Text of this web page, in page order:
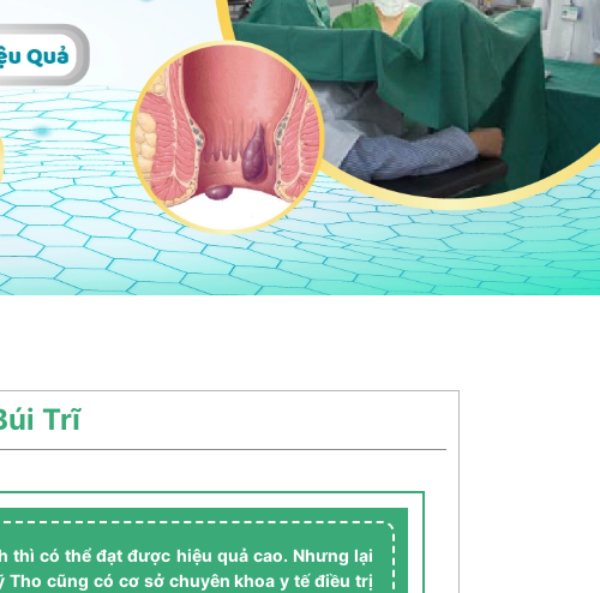
Trĩ
thì có thể đạt được hiệu quả cao. Nhưng lại
cũng có cơ sở chuyên khoa y tế điều trị